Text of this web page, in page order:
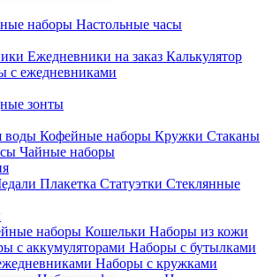
наборы Настольные часы
Ежедневники на заказ Калькулятор
с ежедневниками
зонты
воды Кофейные наборы Кружки Стаканы
Чайные наборы
Плакетка Статуэтки Стеклянные
наборы Кошельки Наборы из кожи
с аккумуляторами Наборы с бутылками
Наборы с кружками